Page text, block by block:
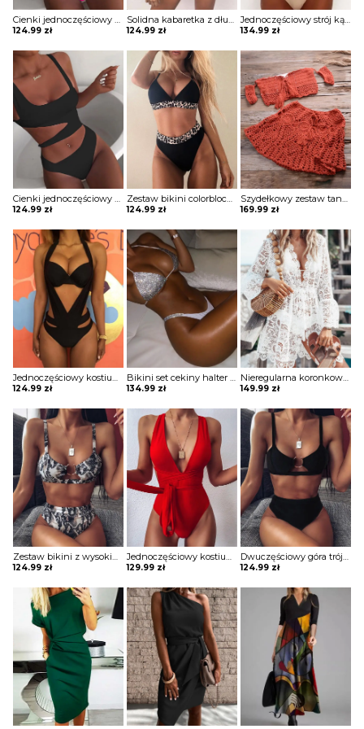
Cienki jednoczęściowy kostium kąpielowy z wycięciem w talii strój Titiana
124.99 zł
Solidna kabaretka z długim rękawem i biustonoszem majteczkami zestawy bikini Nat
124.99 zł
Jednoczęściowy strój kąpielowy z przezroczystej siateczki Izola
134.99 zł
Cienki jednoczęściowy kostium kąpielowy z wycięciem w talii strój Titiana
124.99 zł
Zestaw bikini colorblock z nadrukiem geparda Bonnibelle
124.99 zł
Szydełkowy zestaw tankini z pomponem wycięciem na szydełku Maliqe
169.99 zł
Jednoczęściowy kostium kąpielowy z odkrytymi plecami strój Almke
124.99 zł
Bikini set cekiny halter tanga Radomila
134.99 zł
Nieregularna koronkowa sukienka z dekoltem w szpic okrycie Jenesis
149.99 zł
Zestaw bikini z wysokim stanem ring design Dasantila
124.99 zł
Jednoczęściowy kostium kąpielowy z bandażem na krzyż strój Valeria
129.99 zł
Dwuczęściowy góra trójkąty ramiączka wycięcie łezka brazyliana dół zabudowany plaża bikini strój kąpielowy Sudaba
124.99 zł